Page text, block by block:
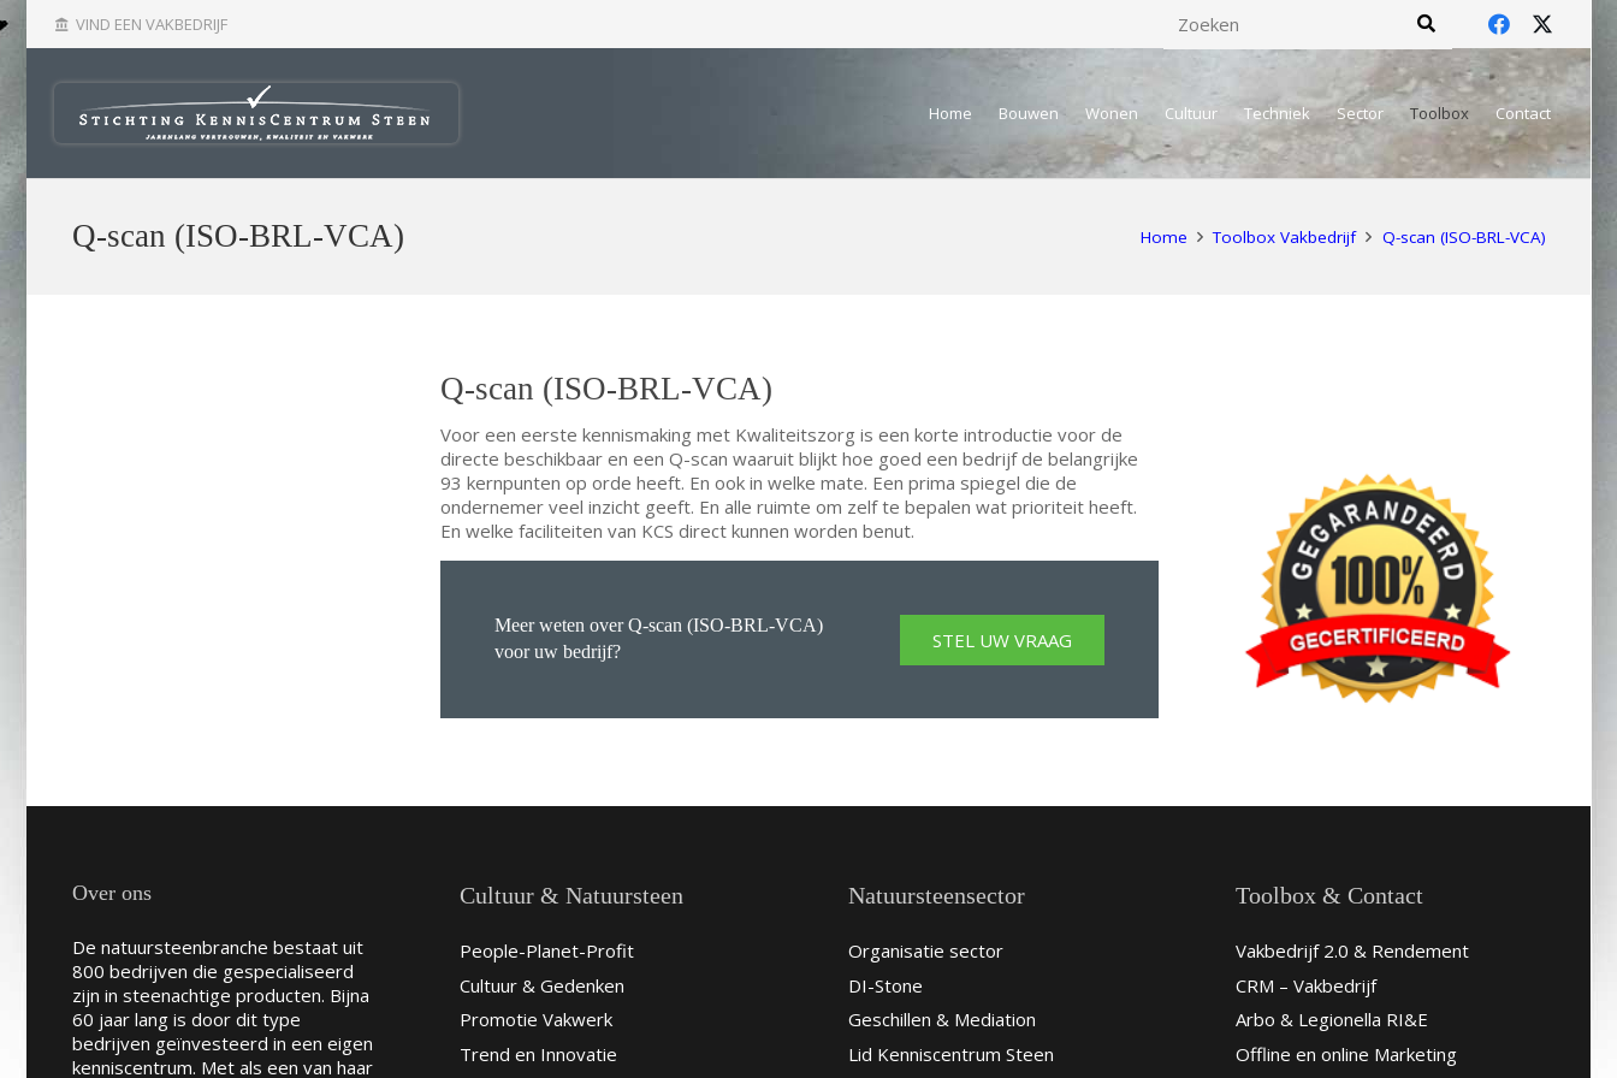
account_balance VIND EEN VAKBEDRIJF
Home Bouwen Wonen Cultuur Techniek Sector Toolbox Contact
Q-scan (ISO-BRL-VCA) Home Toolbox Vakbedrijf Q-scan (ISO-BRL-VCA)
Q-scan (ISO-BRL-VCA)
Voor een eerste kennismaking met Kwaliteitszorg is een korte introductie voor de
directe beschikbaar en een Q-scan waaruit blijkt hoe goed een bedrijf de belangrijke
93 kernpunten op orde heeft. En ook in welke mate. Een prima spiegel die de
ondernemer veel inzicht geeft. En alle ruimte om zelf te bepalen wat prioriteit heeft.
En welke faciliteiten van KCS direct kunnen worden benut.
Meer weten over Q-scan (ISO-BRL-VCA)
voor uw bedrijf?
STEL UW VRAAG
Over ons
De natuursteenbranche bestaat uit
800 bedrijven die gespecialiseerd
zijn in steenachtige producten. Bijna
60 jaar lang is door dit type
bedrijven geïnvesteerd in een eigen
kenniscentrum. Met als een van haar
Cultuur & Natuursteen
People-Planet-Profit
Cultuur & Gedenken
Promotie Vakwerk
Trend en Innovatie
Natuursteensector
Organisatie sector
DI-Stone
Geschillen & Mediation
Lid Kenniscentrum Steen
Toolbox & Contact
Vakbedrijf 2.0 & Rendement
CRM – Vakbedrijf
Arbo & Legionella RI&E
Offline en online Marketing